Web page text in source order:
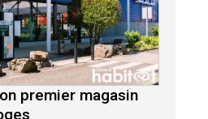
premier magasin